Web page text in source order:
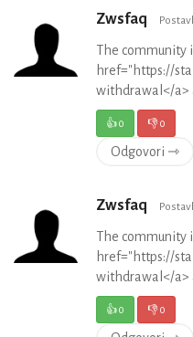
Zwsfaq
The community
href="https://
withdrawal</a>
👍0 👎0
Odgovori ⇾
Zwsfaq
The community
href="https://
withdrawal</a>
👍0 👎0